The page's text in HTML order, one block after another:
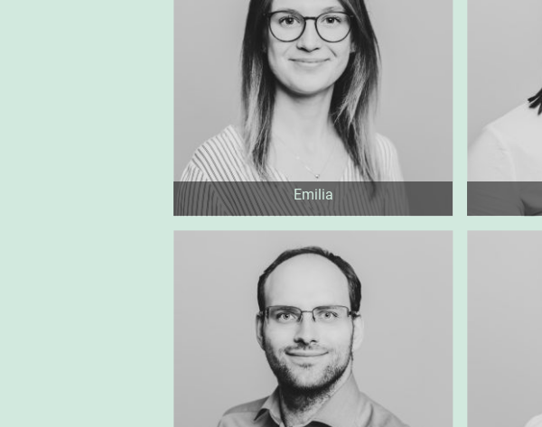
Emilia